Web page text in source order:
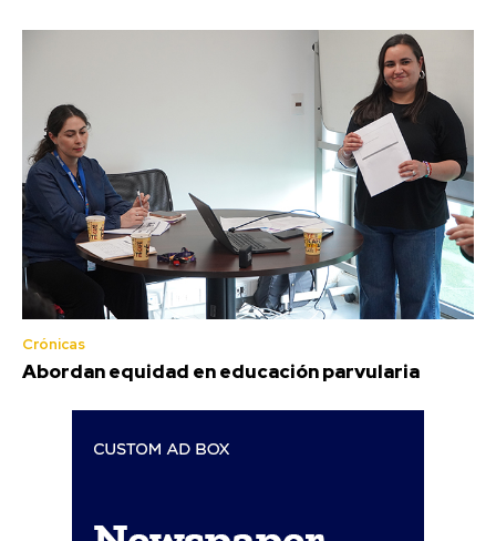
Crónicas
Abordan equidad en educación parvularia